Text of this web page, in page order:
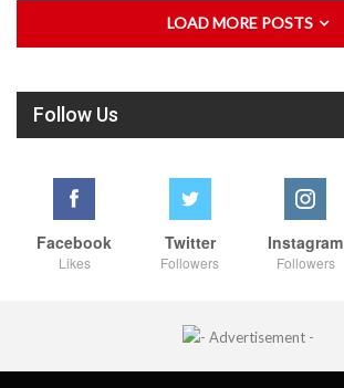
LOAD MORE POSTS
Follow Us
Facebook
Likes
Twitter
Followers
Instagram
Followers